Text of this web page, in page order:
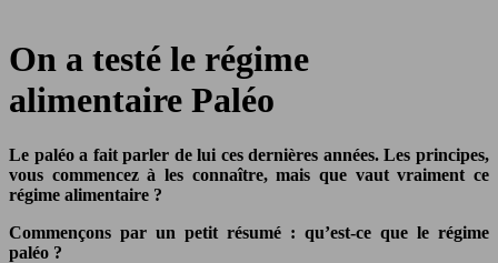
On a testé le régime
alimentaire Paléo
Le paléo a fait parler de lui ces dernières années. Les principes,
vous commencez à les connaître, mais que vaut vraiment ce
régime alimentaire ?
Commençons par un petit résumé : qu’est-ce que le régime
paléo ?